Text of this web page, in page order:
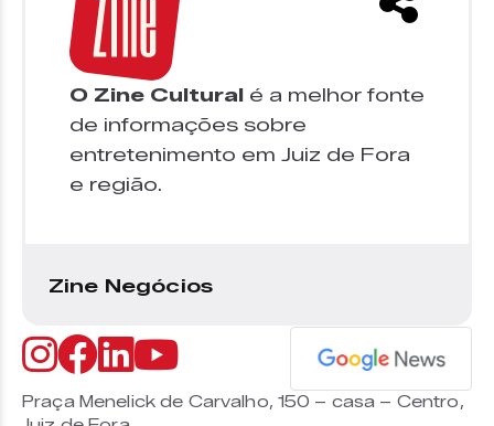
O Zine Cultural é a melhor fonte
de informações sobre
entretenimento em Juiz de Fora
e região.
Zine Negócios
Praça Menelick de Carvalho, 150 – casa – Centro,